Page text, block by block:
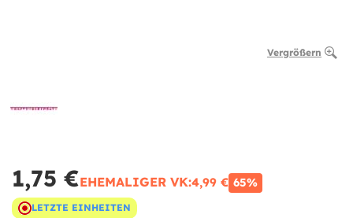
Vergrößern
1,75 €EHEMALIGER VK:4,99 € 65%
LETZTE EINHEITEN